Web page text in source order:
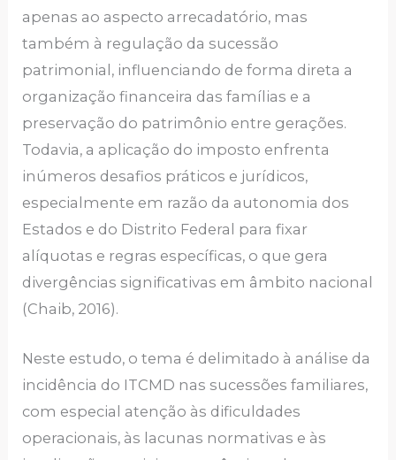
apenas ao aspecto arrecadatório, mas
também à regulação da sucessão
patrimonial, influenciando de forma direta a
organização financeira das famílias e a
preservação do patrimônio entre gerações.
Todavia, a aplicação do imposto enfrenta
inúmeros desafios práticos e jurídicos,
especialmente em razão da autonomia dos
Estados e do Distrito Federal para fixar
alíquotas e regras específicas, o que gera
divergências significativas em âmbito nacional
(Chaib, 2016).
Neste estudo, o tema é delimitado à análise da
incidência do ITCMD nas sucessões familiares,
com especial atenção às dificuldades
operacionais, às lacunas normativas e às